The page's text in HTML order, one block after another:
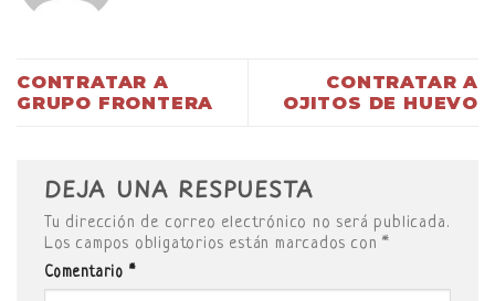
CONTRATAR A
GRUPO FRONTERA
CONTRATAR A
OJITOS DE HUEVO
DEJA UNA RESPUESTA
Tu dirección de correo electrónico no será publicada.
Los campos obligatorios están marcados con*
Comentario *